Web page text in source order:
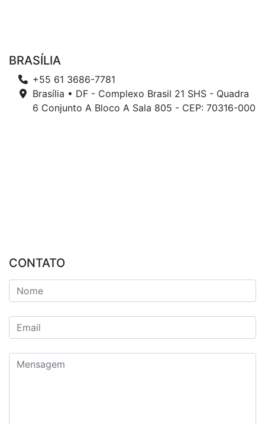
BRASÍLIA
+55 61 3686-7781
Brasília • DF - Complexo Brasil 21 SHS - Quadra
6 Conjunto A Bloco A Sala 805 - CEP: 70316-000
CONTATO